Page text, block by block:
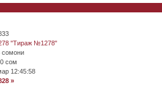
"Тираж №1278"
сомони
сом
12:45:58
»